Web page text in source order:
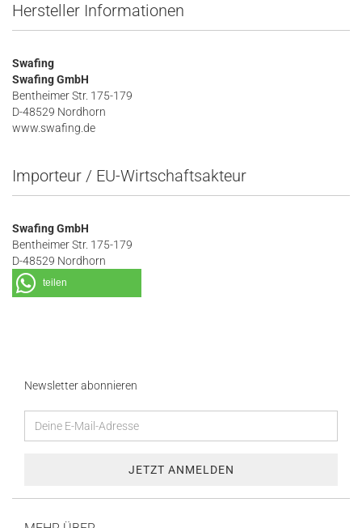
Hersteller Informationen
Swafing
Swafing GmbH
Bentheimer Str. 175-179
D-48529 Nordhorn
www.swafing.de
Importeur / EU-Wirtschaftsakteur
Swafing GmbH
Bentheimer Str. 175-179
D-48529 Nordhorn
teilen
Newsletter abonnieren